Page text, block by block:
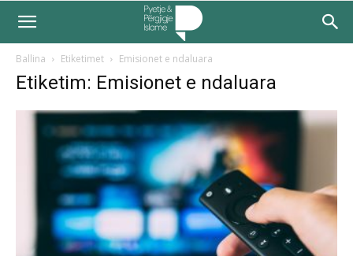
Ballina Etiketimet Emisionet e ndaluara
Etiketim: Emisionet e ndaluara